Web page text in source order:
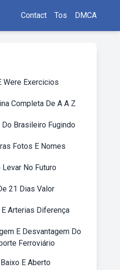
Contact Tos DMCA
Were Exercicios
Completa De A A Z
Brasileiro Fugindo
Fotos E Nomes
Levar No Futuro
21 Dias Valor
Arterias Diferença
E Desvantagem Do
Ferroviário
E Aberto